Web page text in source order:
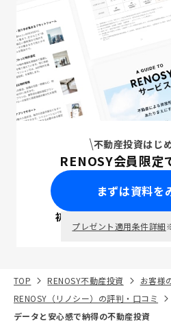
不動産投資はじ
RENOSY会員限定
まずは資料を
初回面談で ポイ
プレゼント適用条件詳細
TOP RENOSY不動産投資
お客様
RENOSY（リノシー）の評判・口コミ
データと安心感で納得の不動産投資